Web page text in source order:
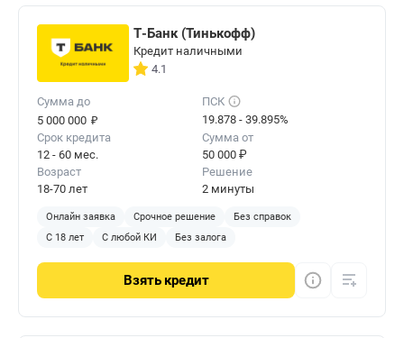
рублей.
Т-Банк (Тинькофф)
Кредит наличными
4.1
Сумма до
5 000 000 ₽
ПСК
19.878 - 39.895%
Срок кредита
12 - 60 мес.
Сумма от
50 000 ₽
Возраст
18-70 лет
Решение
2 минуты
Онлайн заявка Срочное решение
Без справок
С 18 лет
С любой КИ Без залога
Взять кредит